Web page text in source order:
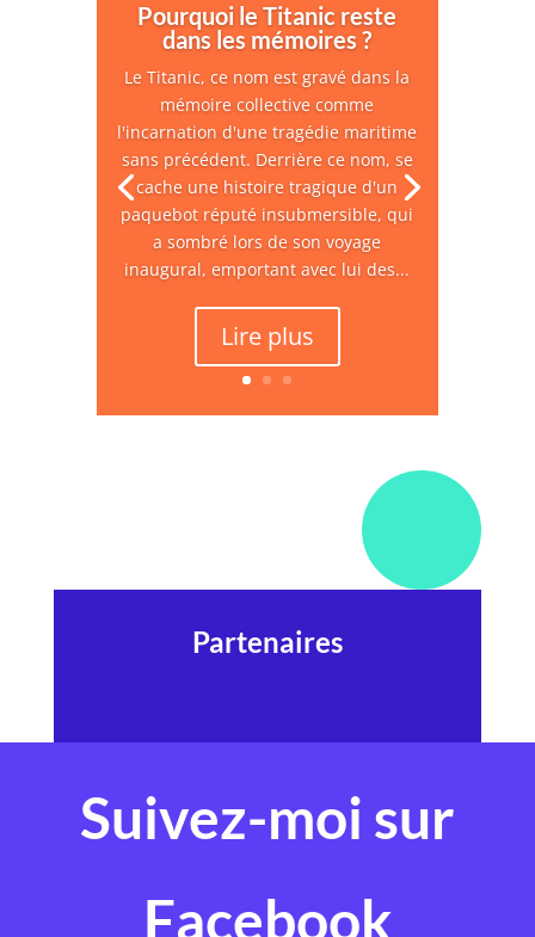
Pourquoi le Titanic reste
dans les mémoires ?
Le Titanic, ce nom est gravé dans la
mémoire collective comme
l'incarnation d'une tragédie maritime
sans précédent. Derrière ce nom, se
cache une histoire tragique d'un
paquebot réputé insubmersible, qui
a sombré lors de son voyage
inaugural, emportant avec lui des...
Lire plus
Partenaires
Suivez-moi sur
Facebook